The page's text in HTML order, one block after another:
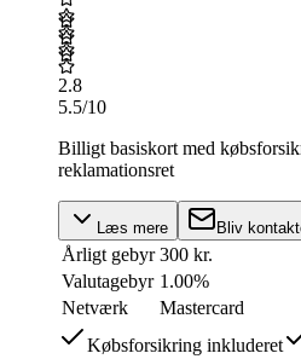
2.8
5.5/10
Billigt basiskort med
reklamationsret
Læs mere Bliv
Årligt gebyr 300 kr.
Valutagebyr 1.00%
Netværk
Mastercard
Købsforsikring inkluderet